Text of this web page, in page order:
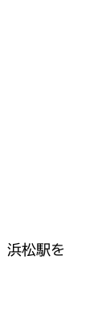
浜松駅を